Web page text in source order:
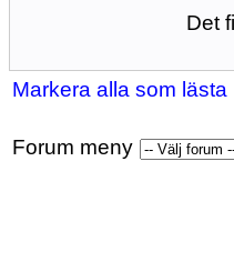
Det
Markera alla som lästa
Forum meny